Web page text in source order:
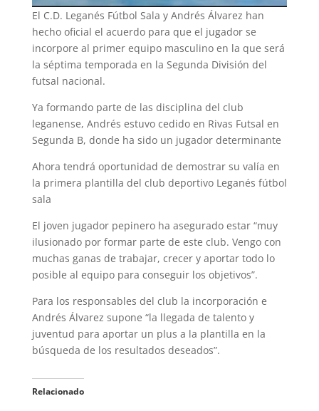
El C.D. Leganés Fútbol Sala y Andrés Álvarez han
hecho oficial el acuerdo para que el jugador se
incorpore al primer equipo masculino en la que será
la séptima temporada en la Segunda División del
futsal nacional.
Ya formando parte de las disciplina del club
leganense, Andrés estuvo cedido en Rivas Futsal en
Segunda B, donde ha sido un jugador determinante
Ahora tendrá oportunidad de demostrar su valía en
la primera plantilla del club deportivo Leganés fútbol
sala
El joven jugador pepinero ha asegurado estar “muy
ilusionado por formar parte de este club. Vengo con
muchas ganas de trabajar, crecer y aportar todo lo
posible al equipo para conseguir los objetivos”.
Para los responsables del club la incorporación e
Andrés Álvarez supone “la llegada de talento y
juventud para aportar un plus a la plantilla en la
búsqueda de los resultados deseados”.
Relacionado